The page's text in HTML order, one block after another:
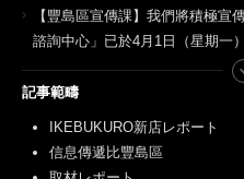
【豐島區宣傳課】我們將積極宣
諮詢中心」已於4月1日（星期一
記事範疇
IKEBUKURO新店レポート
信息傳遞比豐島區